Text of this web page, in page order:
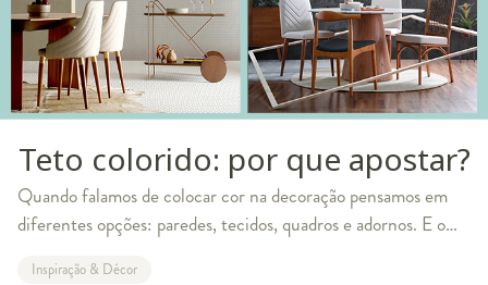
Teto colorido: por que apostar?
Quando falamos de colocar cor na decoração pensamos em
diferentes opções: paredes, tecidos, quadros e adornos. E o
Inspiração & Décor